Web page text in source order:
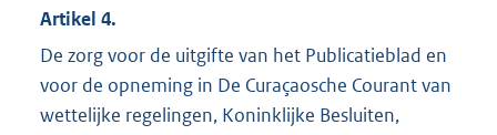
Artikel 4.
De zorg voor de uitgifte van het Publicatieblad en
voor de opneming in De Curaçaosche Courant van
wettelijke regelingen, Koninklijke Besluiten,